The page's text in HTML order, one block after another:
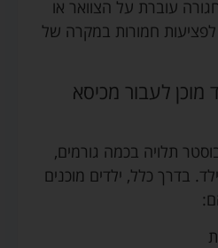
עוברת על הצוואר או
חמורות במקרה של
לעבור מכיסא
תלויה בכמה גורמים,
בדרך כלל, ילדים מוכנים